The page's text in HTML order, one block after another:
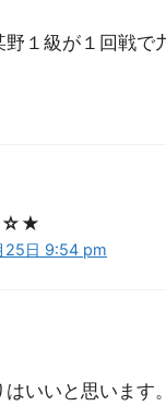
１級が１回戦で
☆★
25日 9:54 pm
いいと思います。